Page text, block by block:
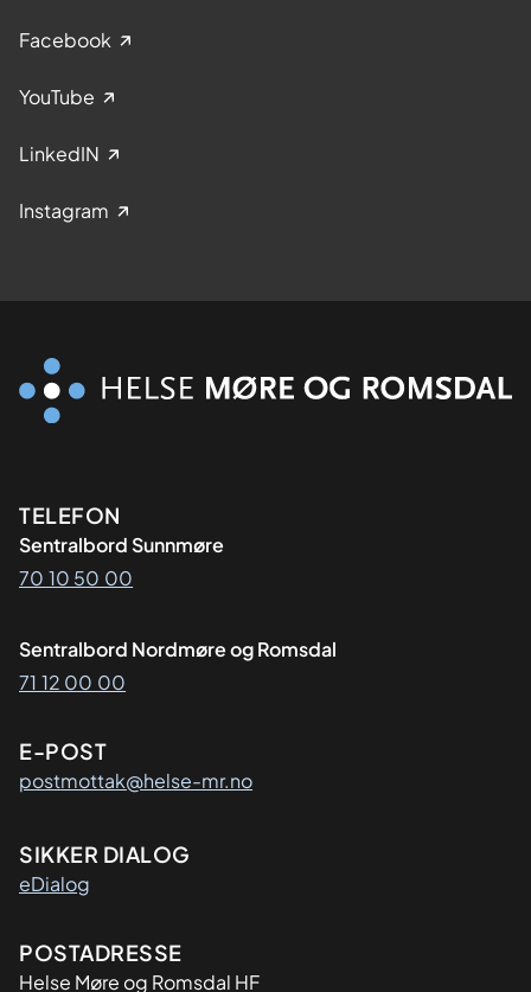
Facebook
YouTube
LinkedIN
Instagram
Kontaktinformasjon
TELEFON
Sentralbord Sunnmøre
70 10 50 00
Sentralbord Nordmøre og Romsdal
71 12 00 00
E-POST
postmottak@helse-mr.no
SIKKER DIALOG
eDialog
Adresse
POSTADRESSE
Helse Møre og Romsdal HF